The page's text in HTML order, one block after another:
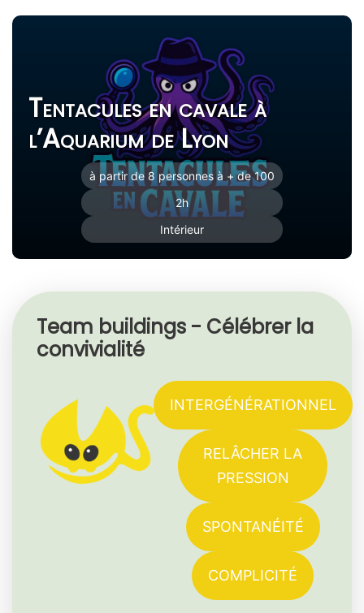
Tentacules en cavale à
l’Aquarium de Lyon
à partir de 8 personnes à + de 100
2h
Intérieur
Team buildings - Célébrer la
convivialité
INTERGÉNÉRATIONNEL
RELÂCHER LA
PRESSION
SPONTANÉITÉ
COMPLICITÉ